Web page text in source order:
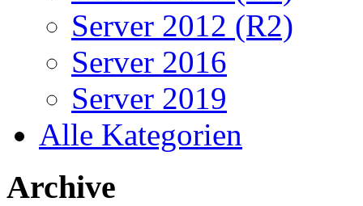
Server 2012 (R2)
Server 2016
Server 2019
Alle Kategorien
Archive